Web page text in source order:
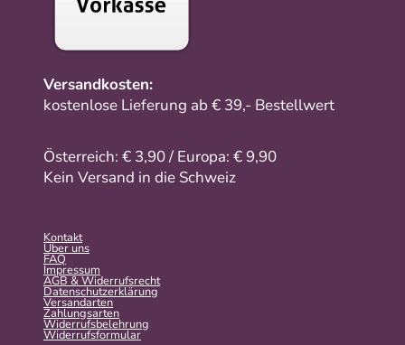
Versandkosten:
kostenlose Lieferung ab € 39,- Bestellwert
Österreich: € 3,90 / Europa: € 9,90
Kein Versand in die Schweiz
Kontakt
Über uns
FAQ
Impressum
AGB & Widerrufsrecht
Datenschutzerklärung
Versandarten
Zahlungsarten
Widerrufsbelehrung
Widerrufs­formular